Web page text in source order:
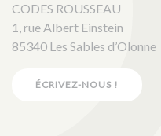
CODES ROUSSEAU
1, rue Albert Einstein
85340 Les Sables d’Olonne
ÉCRIVEZ-NOUS !